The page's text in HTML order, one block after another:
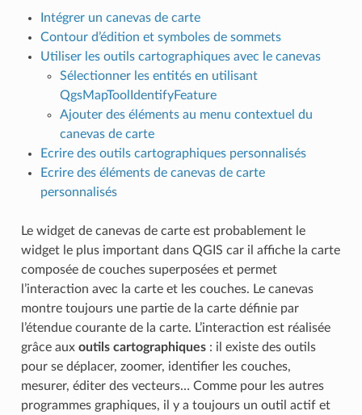
Intégrer un canevas de carte
Contour d’édition et symboles de sommets
Utiliser les outils cartographiques avec le canevas
Sélectionner les entités en utilisant
QgsMapToolIdentifyFeature
Ajouter des éléments au menu contextuel du
canevas de carte
Ecrire des outils cartographiques personnalisés
Ecrire des éléments de canevas de carte
personnalisés
Le widget de canevas de carte est probablement le
widget le plus important dans QGIS car il affiche la carte
composée de couches superposées et permet
l’interaction avec la carte et les couches. Le canevas
montre toujours une partie de la carte définie par
l’étendue courante de la carte. L’interaction est réalisée
grâce aux outils cartographiques: il existe des outils
pour se déplacer, zoomer, identifier les couches,
mesurer, éditer des vecteurs… Comme pour les autres
programmes graphiques, il y a toujours un outil actif et